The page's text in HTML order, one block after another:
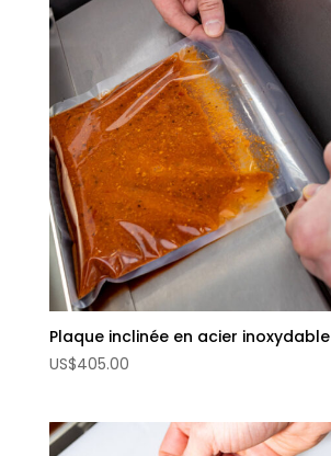
Plaque inclinée en acier inoxydable
US$405.00